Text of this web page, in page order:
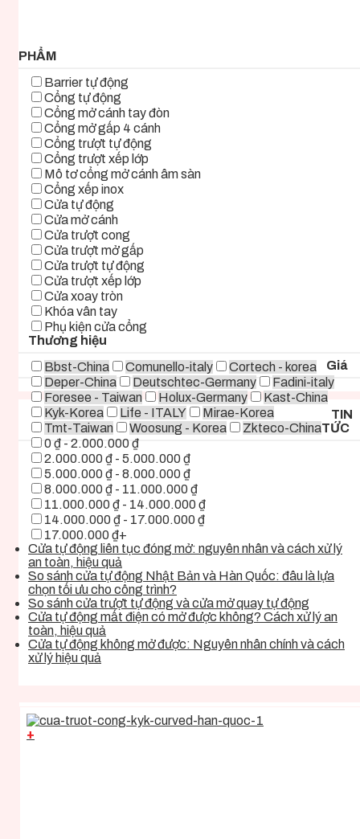
PHẨM
Barrier tự động
Cổng tự động
Cổng mở cánh tay đòn
Cổng mở gấp 4 cánh
Cổng trượt tự động
Cổng trượt xếp lớp
Mô tơ cổng mở cánh âm sàn
Cổng xếp inox
Cửa tự động
Cửa mở cánh
Cửa trượt cong
Cửa trượt mở gấp
Cửa trượt tự động
Cửa trượt xếp lớp
Cửa xoay tròn
Khóa vân tay
Phụ kiện cửa cổng
Thương hiệu
Bbst-China
Comunello-italy
Cortech - korea
Deper-China
Deutschtec-Germany
Fadini-italy
Foresee - Taiwan
Holux-Germany
Kast-China
Kyk-Korea
Life - ITALY
Mirae-Korea
Tmt-Taiwan
Woosung - Korea Zkteco-China
Giá
0 ₫ - 2.000.000 ₫
2.000.000 ₫ - 5.000.000 ₫
5.000.000 ₫ - 8.000.000 ₫
8.000.000 ₫ - 11.000.000 ₫
11.000.000 ₫ - 14.000.000 ₫
14.000.000 ₫ - 17.000.000 ₫
17.000.000 ₫+
TIN
TỨC
Cửa tự động liên tục đóng mở: nguyên nhân và cách xử lý
an toàn, hiệu quả
So sánh cửa tự động Nhật Bản và Hàn Quốc: đâu là lựa
chọn tối ưu cho công trình?
So sánh cửa trượt tự động và cửa mở quay tự động
Cửa tự động mất điện có mở được không? Cách xử lý an
toàn, hiệu quả
Cửa tự động không mở được: Nguyên nhân chính và cách
xử lý hiệu quả
+